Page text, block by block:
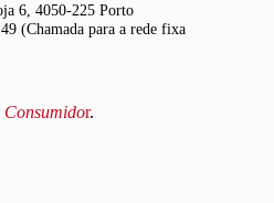
6, 4050-225 Porto
(Chamada para a rede fixa
r.